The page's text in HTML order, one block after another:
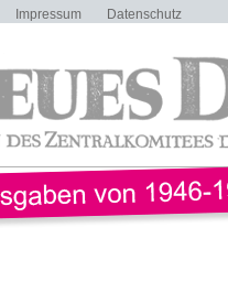
Impressum Datenschutz